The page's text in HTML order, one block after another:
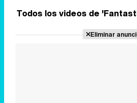
Todos los videos de
Eliminar